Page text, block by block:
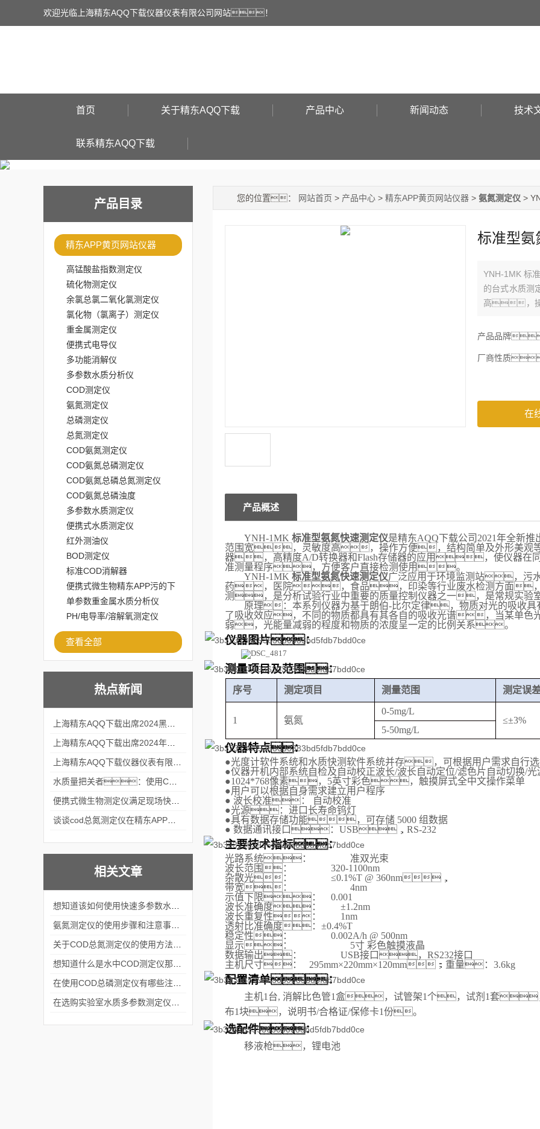
欢迎光临上海精东AQQ下载仪器仪表有限公司网站！
首页 关于精东AQQ下载 产品中心 新闻动态 技术
联系精东AQQ下载
产品目录
精东APP黄页网站仪器
高锰酸盐指数测定仪
硫化物测定仪
余氯总氯二氧化氯测定仪
氯化物（氯离子）测定仪
重金属测定仪
便携式电导仪
多功能消解仪
多参数水质分析仪
COD测定仪
氨氮测定仪
总磷测定仪
总氮测定仪
COD氨氮测定仪
COD氨氮总磷测定仪
COD氨氮总磷总氮测定仪
COD氨氮总磷浊度
多参数水质测定仪
便携式水质测定仪
红外测油仪
BOD测定仪
标准COD消解器
便携式微生物精东APP污的下
载安装
单参数重金属水质分析仪
PH/电导率/溶解氧测定仪
查看全部
热点新闻
相关文章
您的位置： 网站首页 > 产品中心 > 精东APP黄页网站仪器 > 氨氮测定仪 >
标准型氨
YNH-1MK 标
的台式水质
高，操
用，使
产品品牌
世
厂商性质
在
产品概述
YNH-1MK 标准型氨氮快速测定仪是精东AQQ下载公司2021年全新推
范围宽， 灵敏度高， 操作方便， 结构简单及外形美
器， 高精度A/D转换器和Flash存储器的应用，使仪器在
准测量程序， 方便客户直接检测使用。
YNH-1MK 标准型氨氮快速测定仪广泛应用于环境监测站， 污
药， 医院， 食品， 印染等行业废水检测方面
测， 是分析试验行业中重要的质量控制仪器之一，是常规实
原理：本系列仪器为基于朗伯-比尔定律，物质对光的吸
了吸收效应，不同的物质都具有其各自的吸收光谱，当某单色
弱，光能量减弱的程度和物质的浓度呈一定的比例关系。
仪器图片：
测量项目及范围：
序号 测定项目 测量范围 测定误
1 氨氮
0-5mg/L
≤±3%
5-50mg/L
仪器特点：
●光度计软件系统和水质快测软件系统并存，可根据用户需求自行
●仪器开机内部系统自检及自动校正波长/波长自动定位/滤色片自动切换/光
●1024*768像素，5英寸彩色， 触摸屏式全中文操作菜单
●用户可以根据自身需求建立用户程序
● 波长校准： 自动校准
●光源：进口长寿命钨灯
●具有数据存储功能，可存储 5000 组数据
● 数据通讯接口：USB， RS-232
主要技术指标：
光路系统：
准双光束
波长范围：
320-1100nm
杂散光：
≤0.1%T @ 360nm，
带宽：
4nm
示值下限：
0.001
波长准确度：
±1.2nm
波长重复性：
1nm
透射比准确度：±0.4%T
稳定性：
0.002A/h @ 500nm
显示：
5寸 彩色触摸液晶
数据输出：
USB接口，RS232接口
主机尺寸： 295mm×220mm×1 20mm；重量： 3.6kg
配置清单：
主机1台, 消解比色管1盒，试管架1个，试剂 1套
布1块，说明书/合格证/保修卡1份。
选配件：
移液枪，锂电池